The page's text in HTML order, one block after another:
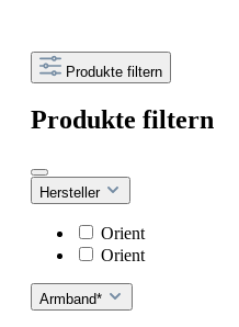
Produkte filtern
Produkte filtern
Hersteller
Orient
Orient
Armband*